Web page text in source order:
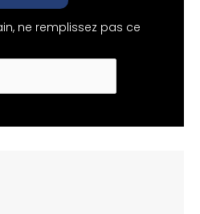
ne remplissez pas ce